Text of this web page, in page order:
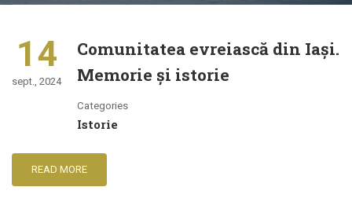
14
sept., 2024
Comunitatea evreiască din Iași.
Memorie și istorie
Categories
Istorie
READ MORE